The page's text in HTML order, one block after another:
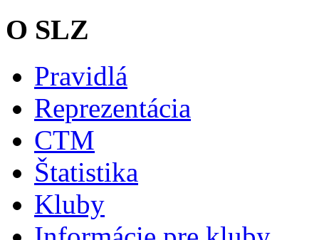
O SLZ
Pravidlá
Reprezentácia
CTM
Štatistika
Kluby